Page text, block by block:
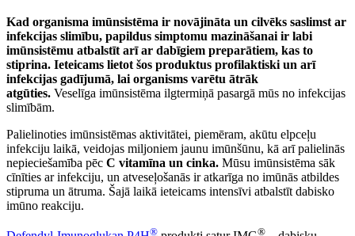
Kad organisma imūnsistēma ir novājināta un cilvēks saslimst ar
infekcijas slimību, papildus simptomu mazināšanai ir labi
imūnsistēmu atbalstīt arī ar dabīgiem preparātiem, kas to
stiprina. Ieteicams lietot šos produktus profilaktiski un arī
infekcijas gadījumā, lai organisms varētu ātrāk
atgūties. Veselīga imūnsistēma ilgtermiņā pasargā mūs no infekcijas
slimībām.
Palielinoties imūnsistēmas aktivitātei, piemēram, akūtu elpceļu
infekciju laikā, veidojas miljoniem jaunu imūnšūnu, kā arī palielinās
nepieciešamība pēc C vitamīna un cinka. Mūsu imūnsistēma sāk
cīnīties ar infekciju, un atveseļošanās ir atkarīga no imūnās atbildes
stipruma un ātruma. Šajā laikā ieteicams intensīvi atbalstīt dabisko
imūno reakciju.
® ®